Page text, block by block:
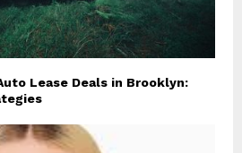
Lease Deals in Brooklyn: